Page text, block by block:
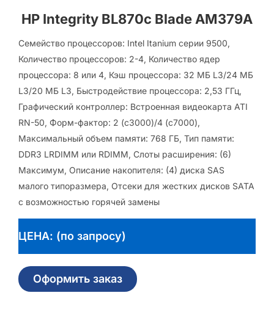
HP Integrity BL870c Blade AM379A
Семейство процессоров: Intel Itanium серии 9500,
Количество процессоров: 2-4, Количество ядер
процессора: 8 или 4, Кэш процессора: 32 МБ L3/24 МБ
L3/20 МБ L3, Быстродействие процессора: 2,53 ГГц,
Графический контроллер: Встроенная видеокарта ATI
RN-50, Форм-фактор: 2 (c3000)/4 (c7000),
Максимальный объем памяти: 768 ГБ, Тип памяти:
DDR3 LRDIMM или RDIMM, Слоты расширения: (6)
Максимум, Описание накопителя: (4) диска SAS
малого типоразмера, Отсеки для жестких дисков SATA
с возможностью горячей замены
ЦЕНА: (по запросу)
Оформить заказ